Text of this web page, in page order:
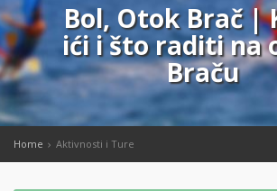
Bol, Otok Brač |
ići i što raditi na
Braču
Home Aktivnosti i Ture